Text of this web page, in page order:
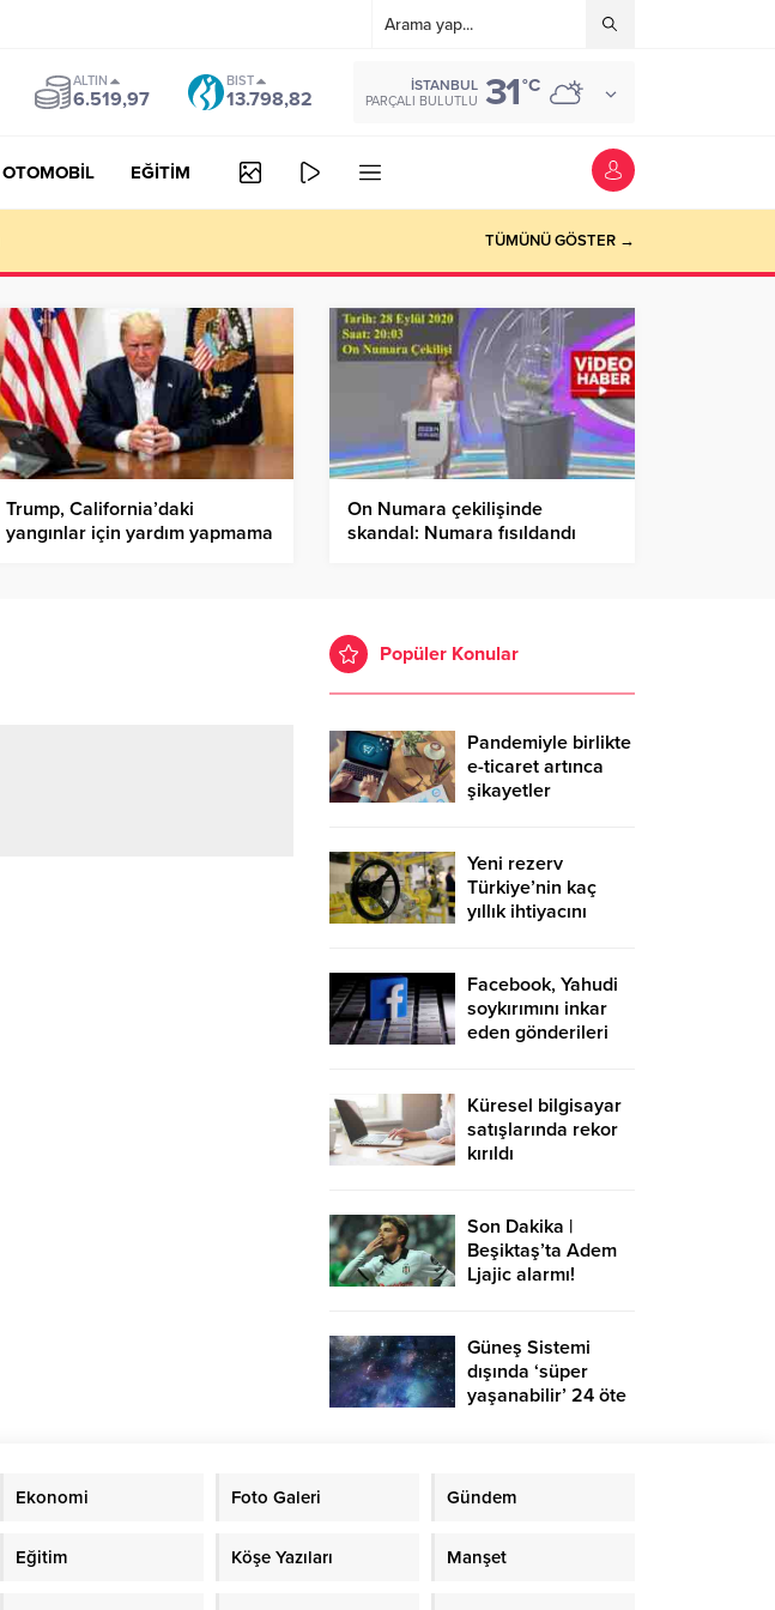
ALTIN
6.519,97
BIST
13.798,82
İSTANBUL
PARÇALI BULUTLU 31°C
OTOMOBİL EĞİTİM
TÜMÜNÜ GÖSTER →
Trump, California’daki
yangınlar için yardım yapmama
On Numara çekilişinde
skandal: Numara fısıldandı
Popüler Konular
Pandemiyle birlikte
e-ticaret artınca
şikayetler
Yeni rezerv
Türkiye’nin kaç
yıllık ihtiyacını
Facebook, Yahudi
soykırımını inkar
eden gönderileri
Küresel bilgisayar
satışlarında rekor
kırıldı
Son Dakika |
Beşiktaş’ta Adem
Ljajic alarmı!
Güneş Sistemi
dışında ‘süper
yaşanabilir’ 24 öte
Ekonomi Foto Galeri Gündem
Eğitim Köşe Yazıları Manşet